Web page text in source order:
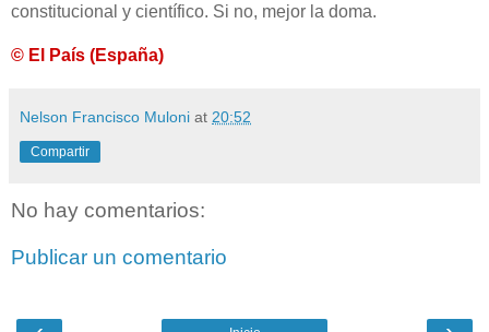
constitucional y científico. Si no, mejor la doma.
© El País (España)
Nelson Francisco Muloni at 20:52
Compartir
No hay comentarios:
Publicar un comentario